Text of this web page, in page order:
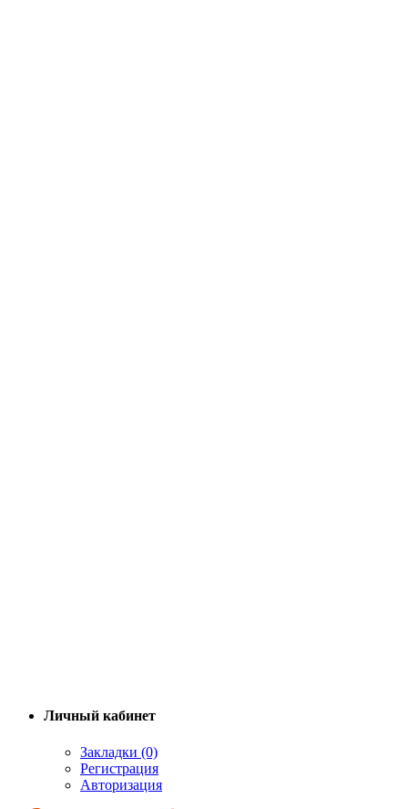
Личный кабинет
Закладки (0)
Регистрация
Авторизация